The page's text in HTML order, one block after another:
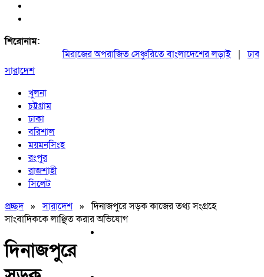
শিরোনাম:
মিরাজের অপরাজিত সেঞ্চুরিতে বাংলাদেশের লড়াই| ঢাকায়
সারাদেশ
খুলনা
চট্টগ্রাম
ঢাকা
বরিশাল
ময়মনসিংহ
রংপুর
রাজশাহী
সিলেট
প্রচ্ছদ»সারাদেশ»দিনাজপুরে সড়ক কাজের তথ্য সংগ্রহে
সাংবাদিককে লাঞ্ছিত করার অভিযোগ
দিনাজপুরে